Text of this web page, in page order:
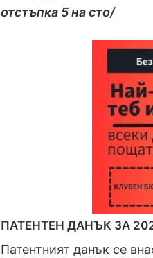
отстъпка 5 на сто/
ПАТЕНТЕН ДАНЪК ЗА
Патентният данък се